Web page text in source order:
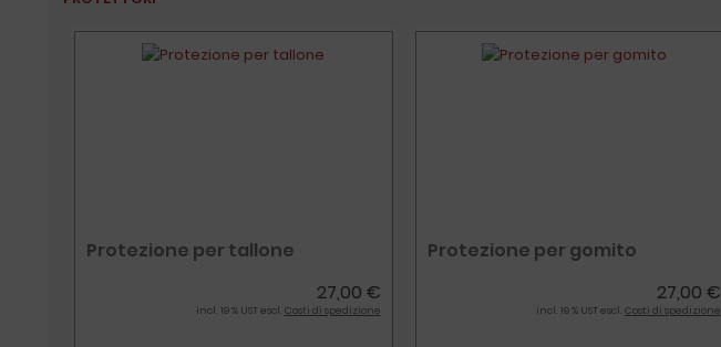
Protezione per tallone
27,00 €
incl. 19 % UST escl. Costi di spedizione
Protezione per gomito
27,00 €
incl. 19 % UST escl. Costi di spedizione